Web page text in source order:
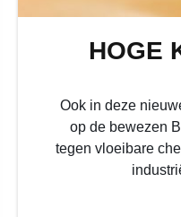
HOGE
Ook in deze
op de bewezen
tegen vloeibare